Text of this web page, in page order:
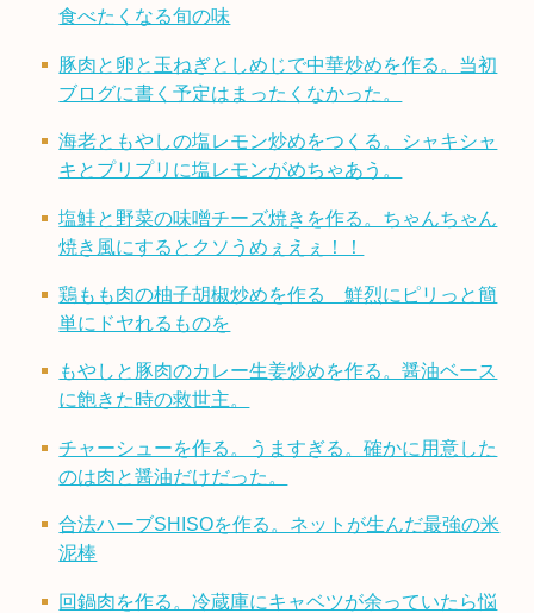
食べたくなる旬の味
豚肉と卵と玉ねぎとしめじで中華炒めを作る。当初
ブログに書く予定はまったくなかった。
海老ともやしの塩レモン炒めをつくる。シャキシャ
キとプリプリに塩レモンがめちゃあう。
塩鮭と野菜の味噌チーズ焼きを作る。ちゃんちゃん
焼き風にするとクソうめぇえぇ！！
鶏もも肉の柚子胡椒炒めを作る 鮮烈にピリっと簡
単にドヤれるものを
もやしと豚肉のカレー生姜炒めを作る。醤油ベース
に飽きた時の救世主。
チャーシューを作る。うますぎる。確かに用意した
のは肉と醤油だけだった。
合法ハーブSHISOを作る。ネットが生んだ最強の米
泥棒
回鍋肉を作る。冷蔵庫にキャベツが余っていたら悩